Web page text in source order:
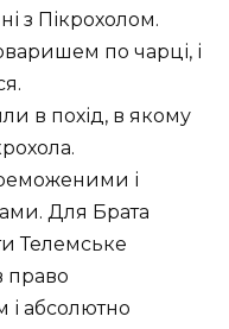
з Пікрохолом.
по чарці, і
в похід, в якому
і
Для Брата
Телемське
право
і абсолютно